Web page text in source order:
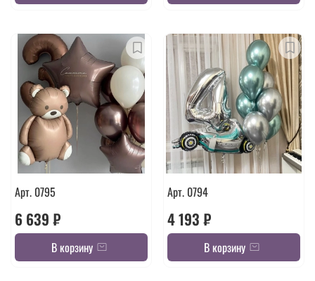
Арт. 0795
6 639 ₽
В корзину
Арт. 0794
4 193 ₽
В корзину